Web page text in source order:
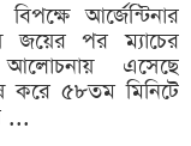
আর্জেন্টিনার
জয়ের পর ম্যাচের
এসেছে
করে ৫৮তম মিনিটে
...